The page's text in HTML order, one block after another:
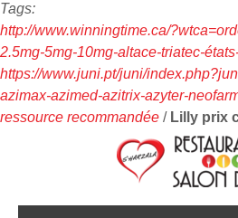
Tags:
http://www.winningtime.ca/
2.5mg-5mg-10mg-altace-triatec-
https://www.juni.pt/juni/
azimax-azimed-azitrix-azyter-
ressource recommandée / Lilly prix